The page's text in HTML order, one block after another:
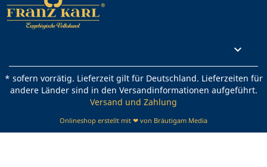

* sofern vorrätig. Lieferzeit gilt für Deutschland. Lieferzeiten für
andere Länder sind in den Versandinformationen aufgeführt.
Versand und Zahlung
Onlineshop erstellt mit ❤ von Bräutigam Media